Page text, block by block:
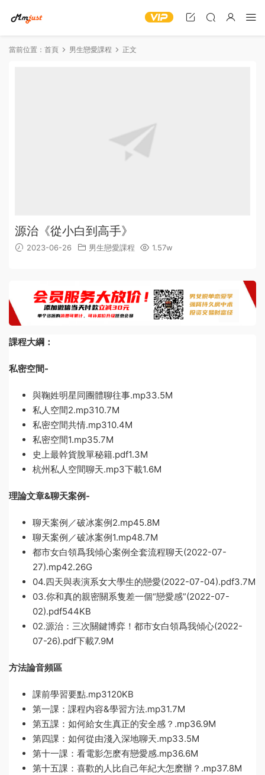
當前位置： 首頁 男生戀愛課程 正文
源治《從小白到高手》
2023-06-26 男生戀愛課程 1.57w
課程大綱：
私密空間-
與鞠姓明星同團體聊往事.mp33.5M
私人空間2.mp310.7M
私密空間共情.mp310.4M
私密空間1.mp35.7M
史上最幹貨脫單秘籍.pdf1.3M
杭州私人空間聊天.mp3下載1.6M
理論文章&聊天案例-
聊天案例／破冰案例2.mp45.8M
聊天案例／破冰案例1.mp48.7M
都市女白領爲我傾心案例全套流程聊天(2022-07-
27).mp42.26G
04.四天與表演系女大學生的戀愛(2022-07-04).pdf3.7M
03.你和真的親密關系隻差一個“戀愛感”(2022-07-
02).pdf544KB
02.源治：三次關鍵博弈！都市女白領爲我傾心(2022-
07-26).pdf下載7.9M
方法論音頻區
課前學習要點.mp3120KB
第一課：課程内容&學習方法.mp31.7M
第五課：如何給女生真正的安全感？.mp36.9M
第四課：如何從由淺入深地聊天.mp33.5M
第十一課：看電影怎麽有戀愛感.mp36.6M
第十五課：喜歡的人比自己年紀大怎麽辦？.mp37.8M